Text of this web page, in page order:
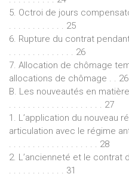
5. Octroi de jours
. . . . . . . . . . . . 25
6. Rupture du contrat
. . . . . . . . . . . . . . 26
7. Allocation de chômage
allocations de chômage . . 26
B. Les nouveautés en
. . . . . . . . . . . . . . . . . . . . 27
1. L’application du nouveau
articulation avec le régime
. . . . . . . . . . . . . . . . . . . 28
2. L’ancienneté et le contrat
. . . . . . . . . . . . 31